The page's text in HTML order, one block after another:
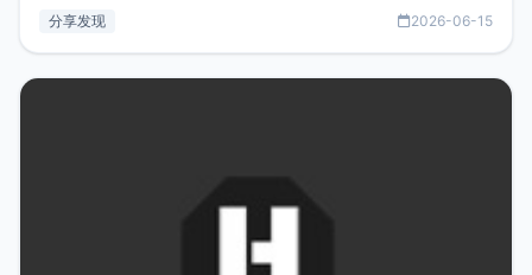
用，让管理更高效。ZMark官网地址：
分享发现 2026-06-15